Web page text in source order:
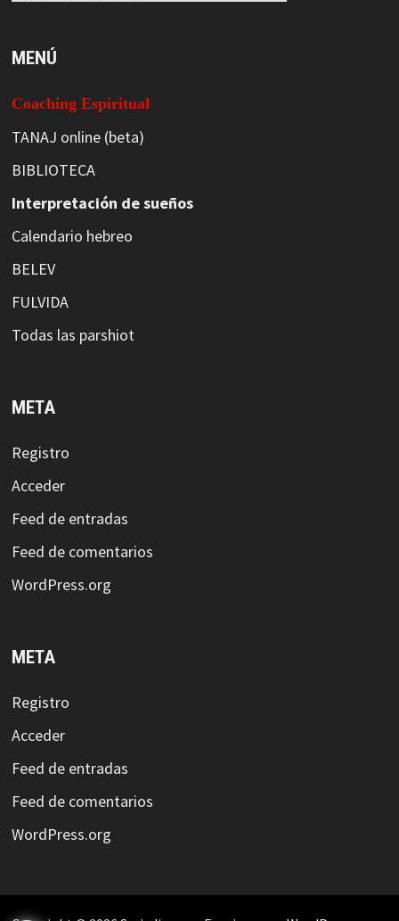
MENÚ
Coaching Espiritual
TANAJ online (beta)
BIBLIOTECA
Interpretación de sueños
Calendario hebreo
BELEV
FULVIDA
Todas las parshiot
META
Registro
Acceder
Feed de entradas
Feed de comentarios
WordPress.org
META
Registro
Acceder
Feed de entradas
Feed de comentarios
WordPress.org